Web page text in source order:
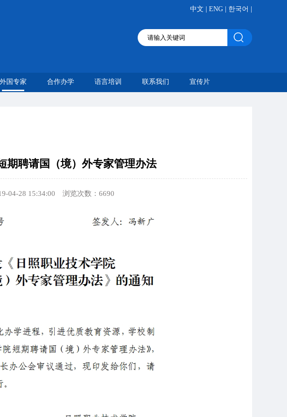
中文 | ENG | 한국어 |
外国专家 合作办学 语言培训 联系我们 宣传片
期聘请国（境）外专家管理办法
04-28 15:34:00 浏览次数： 6690